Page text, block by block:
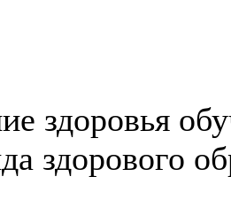
здоровья
здорового